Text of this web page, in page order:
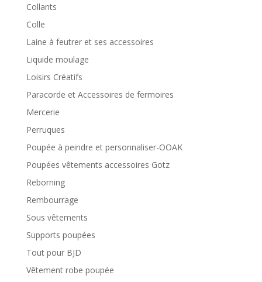
Collants
Colle
Laine à feutrer et ses accessoires
Liquide moulage
Loisirs Créatifs
Paracorde et Accessoires de fermoires
Mercerie
Perruques
Poupée à peindre et personnaliser-OOAK
Poupées vêtements accessoires Gotz
Reborning
Rembourrage
Sous vêtements
Supports poupées
Tout pour BJD
Vêtement robe poupée